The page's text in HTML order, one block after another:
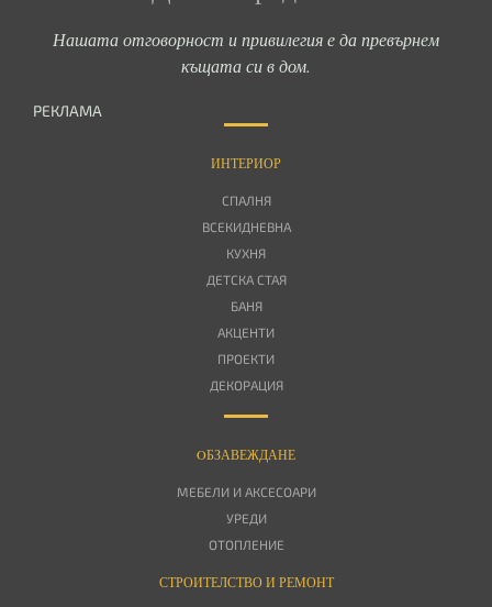
Нашата отговорност и привилегия е да превърнем
къщата си в дом.
РЕКЛАМА
ИНТЕРИОР
СПАЛНЯ
ВСЕКИДНЕВНА
КУХНЯ
ДЕТСКА СТАЯ
БАНЯ
АКЦЕНТИ
ПРОЕКТИ
ДЕКОРАЦИЯ
OБЗАВЕЖДАНЕ
МЕБЕЛИ И АКСЕСОАРИ
УРЕДИ
ОТОПЛЕНИЕ
СТРОИТЕЛСТВО И РЕМОНТ